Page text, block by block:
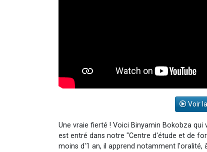
Voir
Une vraie fierté ! Voici Binyamin Bokobza
est entré dans notre "Centre d'étude et de
moins d'1 an, il apprend notamment l'oralité,